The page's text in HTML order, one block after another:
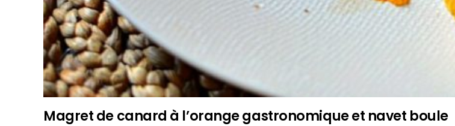
Magret de canard à l’orange gastronomique et navet boule